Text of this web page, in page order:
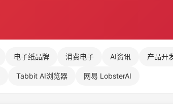
电子纸品牌 消费电子 AI资讯 产品开
Tabbit AI浏览器 网易 LobsterAI